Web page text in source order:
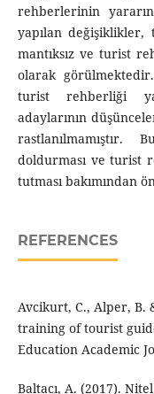
rehberlerinin
yapılan
mantıksız ve turist
olarak
turist rehberliği
adaylarının
doldurması ve turist
tutması bakımından
REFERENCES
Avcikurt, C., Alper, B.
training of tourist
Education Academic
Baltacı, A. (2017).